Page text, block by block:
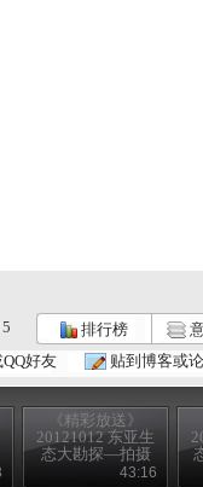
5 排行榜
好友 贴到博客或
《精彩放送》
20121012 东亚生
态大勘探—拍摄
43:16